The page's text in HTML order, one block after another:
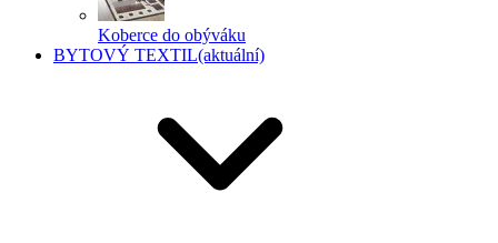
Koberce do obýváku
BYTOVÝ TEXTIL(aktuální)